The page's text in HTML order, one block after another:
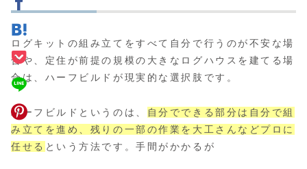
ログキットの組み立てをすべて自分で行うのが不安な場
合や、定住が前提の規模の大きなログハウスを建てる場
合は、ハーフビルドが現実的な選択肢です。
ハーフビルドというのは、
自分でできる部分は自分で組
み立てを進め、残りの一部の作業を大工さんなどプロに
任せる という方法です。手間がかかるが